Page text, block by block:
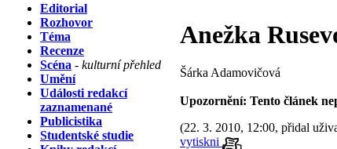
Editorial
Rozhovor
Téma
Recenze
Scéna - kulturní přehled
Umění
Události redakcí
zaznamenané
Publicistika
Studentské studie
Anežka
Šárka Adamovičová
Upozornění: Tento článek
(22. 3. 2010, 12:00, přidal
vytiskni